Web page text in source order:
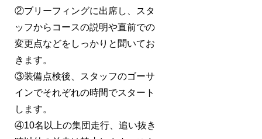
②ブリーフィングに出席し、スタ
ッフからコースの説明や直前での
変更点などをしっかりと聞いてお
きます。
③装備点検後、スタッフのゴーサ
インでそれぞれの時間でスタート
します。
④10名以上の集団走行、追い抜き